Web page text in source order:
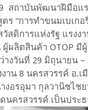
สถาบันพัฒนาฝีมือแร
ร “การทำขนมเบเก
สดิการแห่งรัฐ แรงง
ผลิตสินค้า OTOP มี
างวันที่ 29 มิถุนายน
น 8 นครสวรรค์ อ.เ
งอรอุมา กุลวานิชไช
นครสวรรค์ เป็นประ